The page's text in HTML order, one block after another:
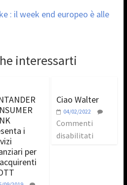
: il week end europeo è alle
interessarti
i
per
Ciao Walter
04/02/2022
Commenti
disabilitati